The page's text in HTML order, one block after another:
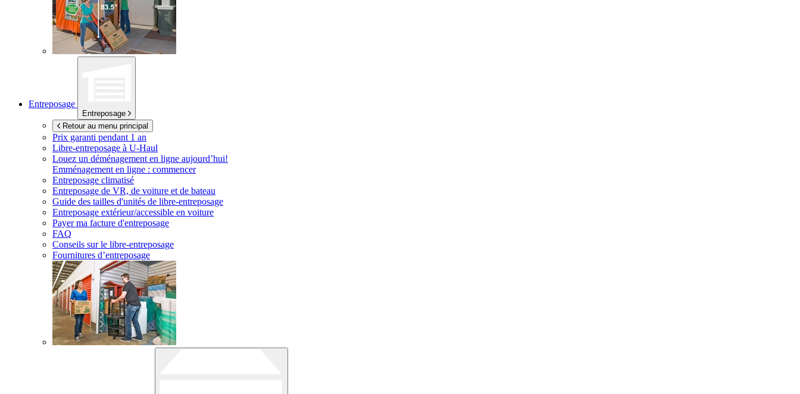
Entreposage
Entreposage
Retour au menu principal
Prix garanti pendant 1 an
Libre-entreposage à U-Haul
Louez un déménagement en ligne aujourd’hui!
Emménagement en ligne : commencer
Entreposage climatisé
Entreposage de VR, de voiture et de bateau
Guide des tailles d'unités de libre-entreposage
Entreposage extérieur/accessible en voiture
Payer ma facture d'entreposage
FAQ
Conseils sur le libre-entreposage
Fournitures d’entreposage